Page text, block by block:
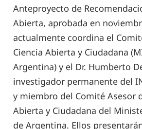
Anteproyecto de
Abierta, aprobada en
actualmente coordina el
Ciencia Abierta y Ciudadana
Argentina) y el Dr. Humberto
investigador permanente del
y miembro del Comité Asesor
Abierta y Ciudadana del
de Argentina. Ellos